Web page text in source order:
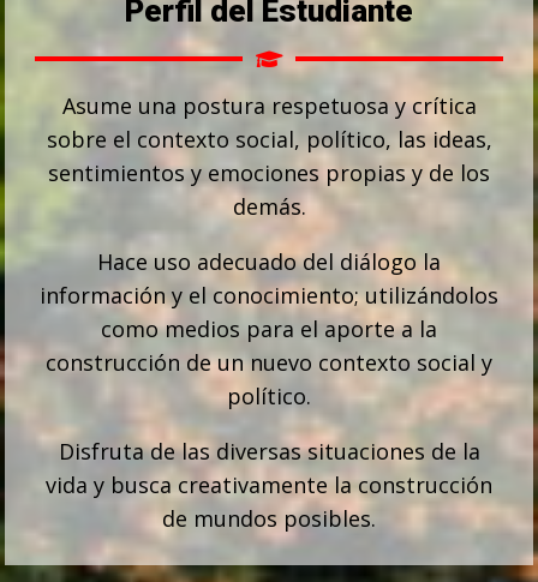
Perfil del Estudiante
Asume una postura respetuosa y crítica
sobre el contexto social, político, las ideas,
sentimientos y emociones propias y de los
demás.
Hace uso adecuado del diálogo la
información y el conocimiento; utilizándolos
como medios para el aporte a la
construcción de un nuevo contexto social y
político.
Disfruta de las diversas situaciones de la
vida y busca creativamente la construcción
de mundos posibles.